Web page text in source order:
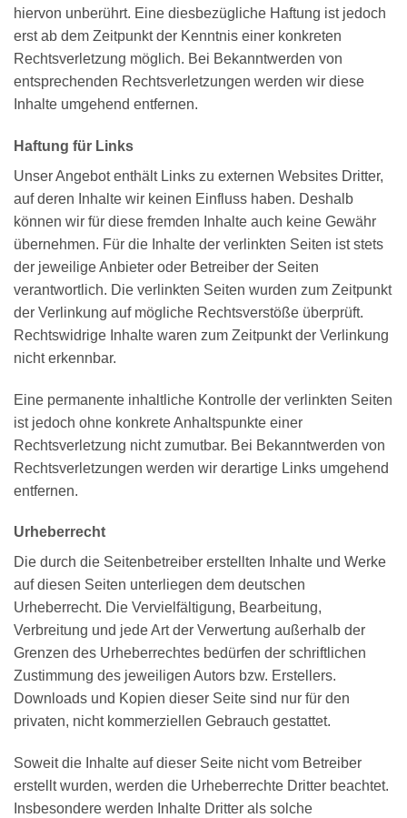
hiervon unberührt. Eine diesbezügliche Haftung ist jedoch
erst ab dem Zeitpunkt der Kenntnis einer konkreten
Rechtsverletzung möglich. Bei Bekanntwerden von
entsprechenden Rechtsverletzungen werden wir diese
Inhalte umgehend entfernen.
Haftung für Links
Unser Angebot enthält Links zu externen Websites Dritter,
auf deren Inhalte wir keinen Einfluss haben. Deshalb
können wir für diese fremden Inhalte auch keine Gewähr
übernehmen. Für die Inhalte der verlinkten Seiten ist stets
der jeweilige Anbieter oder Betreiber der Seiten
verantwortlich. Die verlinkten Seiten wurden zum Zeitpunkt
der Verlinkung auf mögliche Rechtsverstöße überprüft.
Rechtswidrige Inhalte waren zum Zeitpunkt der Verlinkung
nicht erkennbar.
Eine permanente inhaltliche Kontrolle der verlinkten Seiten
ist jedoch ohne konkrete Anhaltspunkte einer
Rechtsverletzung nicht zumutbar. Bei Bekanntwerden von
Rechtsverletzungen werden wir derartige Links umgehend
entfernen.
Urheberrecht
Die durch die Seitenbetreiber erstellten Inhalte und Werke
auf diesen Seiten unterliegen dem deutschen
Urheberrecht. Die Vervielfältigung, Bearbeitung,
Verbreitung und jede Art der Verwertung außerhalb der
Grenzen des Urheberrechtes bedürfen der schriftlichen
Zustimmung des jeweiligen Autors bzw. Erstellers.
Downloads und Kopien dieser Seite sind nur für den
privaten, nicht kommerziellen Gebrauch gestattet.
Soweit die Inhalte auf dieser Seite nicht vom Betreiber
erstellt wurden, werden die Urheberrechte Dritter beachtet.
Insbesondere werden Inhalte Dritter als solche